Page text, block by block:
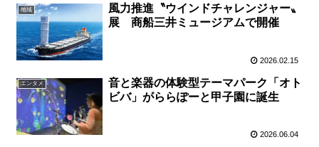
地域
風力推進〝ウインドチャレンジャー〟
展 商船三井ミュージアムで開催
2026.02.15
エンタメ
音と楽器の体験型テーマパーク「オト
ビバ」がららぽーと甲子園に誕生
2026.06.04